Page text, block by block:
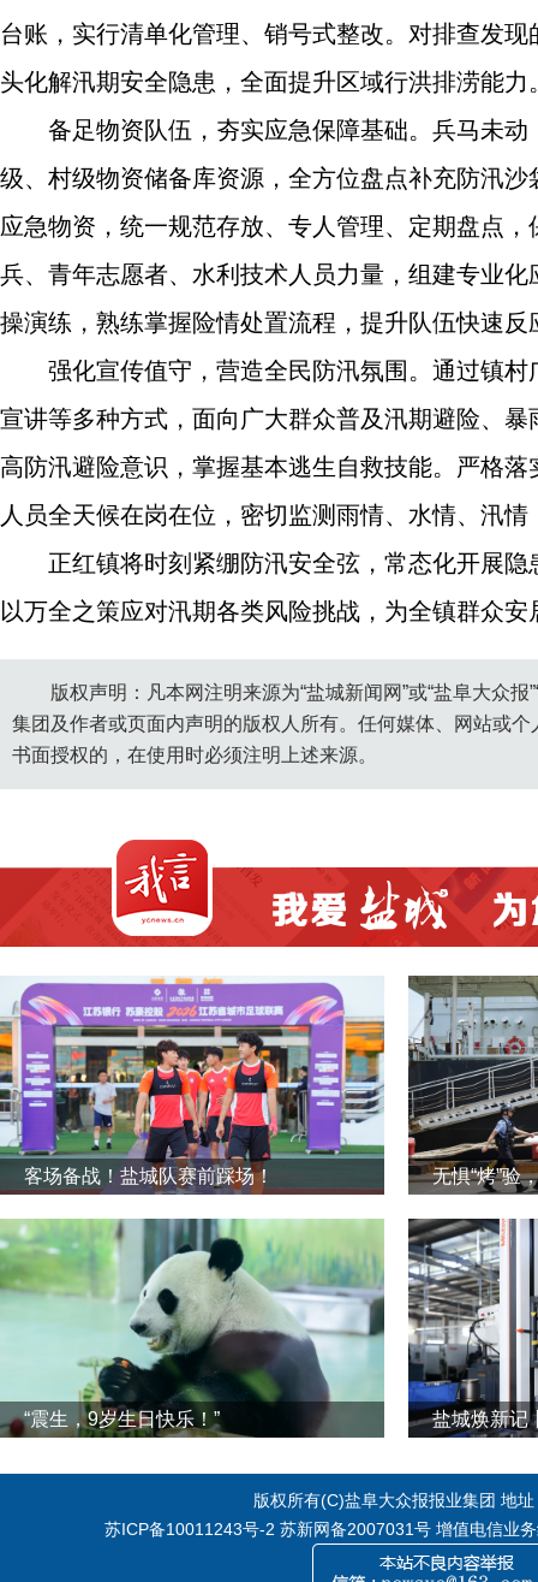
台账，实行清单化管理、销号式整改。对排查发
头化解汛期安全隐患，全面提升区域行洪排涝能力
备足物资队伍，夯实应急保障基础。兵马未
级、村级物资储备库资源，全方位盘点补充防汛
应急物资，统一规范存放、专人管理、定期盘点
兵、青年志愿者、水利技术人员力量，组建专业
操演练，熟练掌握险情处置流程，提升队伍快速
强化宣传值守，营造全民防汛氛围。通过镇
宣讲等多种方式，面向广大群众普及汛期避险、
高防汛避险意识，掌握基本逃生自救技能。严格
人员全天候在岗在位，密切监测雨情、水情、汛
正红镇将时刻紧绷防汛安全弦，常态化开展
以万全之策应对汛期各类风险挑战，为全镇群众
版权声明：凡本网注明来源为“盐城新闻网”或“盐阜大众
集团及作者或页面内声明的版权人所有。任何媒体、网站或
书面授权的，在使用时必须注明上述来源。
客场备战！盐城队赛前踩场！ 无惧“烤”验
“震生，9岁生日快乐！”
版权所有(C)盐阜大众报报业集团 地
苏ICP备10011243号-2 苏新网备2007031号 增值电信业